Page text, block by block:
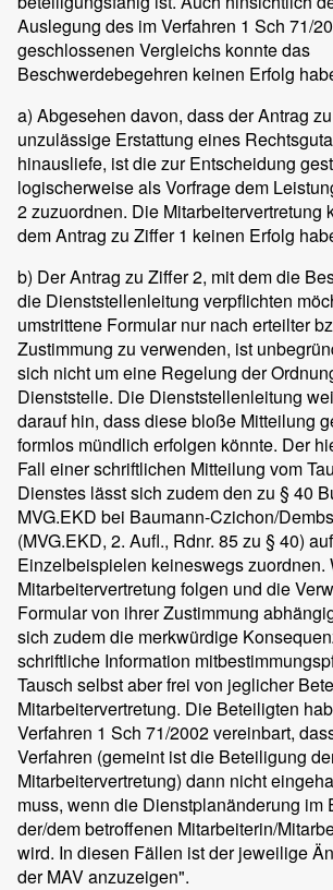
Auslegung des im Verfahren 1 Sch 71/
geschlossenen Vergleichs konnte das
Beschwerdebegehren keinen Erfolg
a) Abgesehen davon, dass der Antrag
unzulässige Erstattung eines
hinausliefe, ist die zur Entscheidung
logischerweise als Vorfrage dem
2 zuzuordnen. Die Mitarbeitervertretung
dem Antrag zu Ziffer 1 keinen Erfolg
b) Der Antrag zu Ziffer 2, mit dem die
die Dienststellenleitung verpflichten
umstrittene Formular nur nach erteilter
Zustimmung zu verwenden, ist
sich nicht um eine Regelung der
Dienststelle. Die Dienststellenleitung
darauf hin, dass diese bloße Mitteilung
formlos mündlich erfolgen könnte. Der
Fall einer schriftlichen Mitteilung vom
Dienstes lässt sich zudem den zu § 40
MVG.EKD bei Baumann-Czichon/
(MVG.EKD, 2. Aufl., Rdnr. 85 zu § 40)
Einzelbeispielen keineswegs zuordnen.
Mitarbeitervertretung folgen und die
Formular von ihrer Zustimmung
sich zudem die merkwürdige
schriftliche Information
Tausch selbst aber frei von jeglicher
Mitarbeitervertretung. Die Beteiligten
Verfahren 1 Sch 71/2002 vereinbart,
Verfahren (gemeint ist die Beteiligung
Mitarbeitervertretung) dann nicht
muss, wenn die Dienstplanänderung im
der/dem betroffenen Mitarbeiterin/
wird. In diesen Fällen ist der jeweilige
der MAV anzuzeigen".